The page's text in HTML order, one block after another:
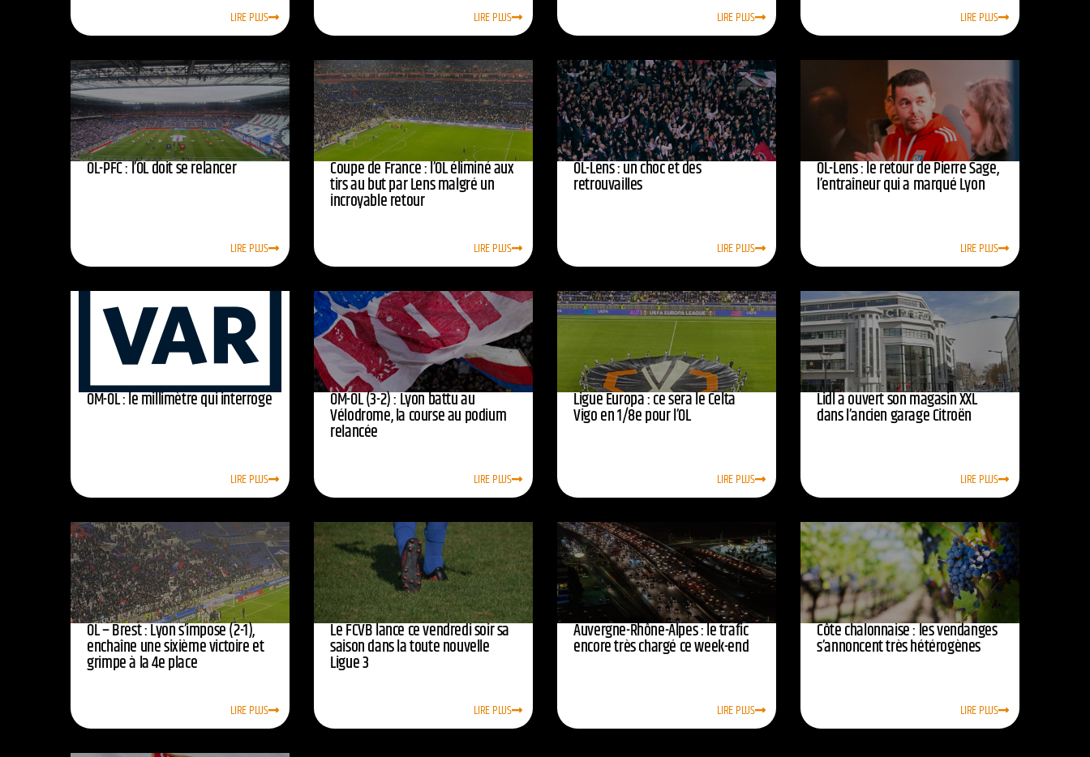
LIRE PLUS LIRE PLUS LIRE PLUS LIRE PLUS
OL-PFC : l’OL doit se relancer
LIRE PLUS
Coupe de France : l’OL éliminé aux
tirs au but par Lens malgré un
incroyable retour
LIRE PLUS
OL-Lens : un choc et des
retrouvailles
LIRE PLUS
OL-Lens : le retour de Pierre Sage,
l’entraîneur qui a marqué Lyon
LIRE PLUS
OM-OL : le millimètre qui interroge
LIRE PLUS
OM-OL (3-2) : Lyon battu au
Vélodrome, la course au podium
relancée
LIRE PLUS
Ligue Europa : ce sera le Celta
Vigo en 1/8e pour l’OL
LIRE PLUS
Lidl a ouvert son magasin XXL
dans l’ancien garage Citroën
LIRE PLUS
OL – Brest : Lyon s’impose (2-1),
enchaîne une sixième victoire et
grimpe à la 4e place
LIRE PLUS
Le FCVB lance ce vendredi soir sa
saison dans la toute nouvelle
Ligue 3
LIRE PLUS
Auvergne-Rhône-Alpes : le trafic
encore très chargé ce week-end
LIRE PLUS
Côte chalonnaise : les vendanges
s’annoncent très hétérogènes
LIRE PLUS